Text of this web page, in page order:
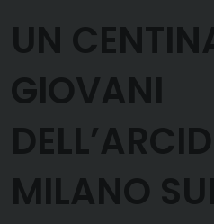
UN
GIOVANI
MILANO